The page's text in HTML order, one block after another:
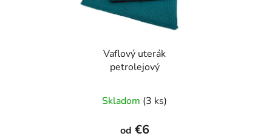
Vaflový uterák
petrolejový
Skladom (3 ks)
od €6